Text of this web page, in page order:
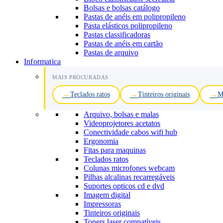
Bolsas e bolsas catálogo
Pastas de anéis em polipropileno
Pasta elásticos polipropileno
Pastas classificadoras
Pastas de anéis em cartão
Pastas de arquivo
Informatica
MAIS PROCURADAS
Teclados ratos Tinteiros originais
Arquivo, bolsas e malas
Videoprojetores acetatos
Conectividade cabos wifi hub
Ergonomia
Fitas para maquinas
Teclados ratos
Colunas microfones webcam
Pilhas alcalinas recarregáveis
Suportes opticos cd e dvd
Imagem digital
Impressoras
Tinteiros originais